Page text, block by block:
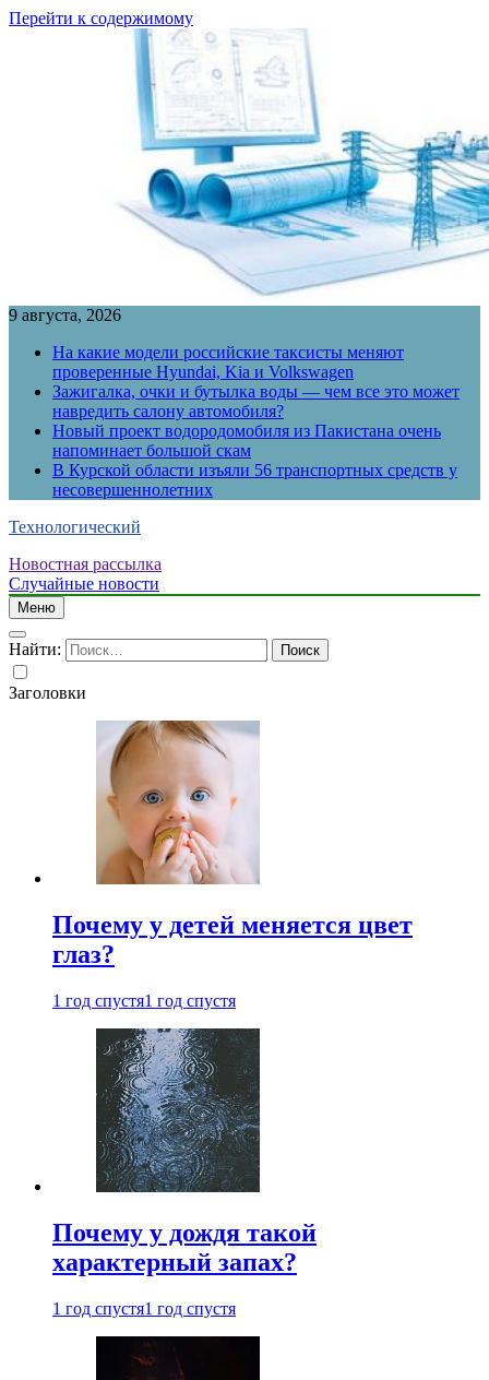
Перейти к содержимому
9 августа, 2026
На какие модели российские таксисты меняют
проверенные Hyundai, Kia и Volkswagen
Зажигалка, очки и бутылка воды — чем все это может
навредить салону автомобиля?
Новый проект водородомобиля из Пакистана очень
напоминает большой скам
В Курской области изъяли 56 транспортных средств у
несовершеннолетних
Технологический
Новостная рассылка
Случайные новости
Меню
Найти:
Заголовки
Почему у детей меняется цвет
глаз?
1 год спустя1 год спустя
Почему у дождя такой
характерный запах?
1 год спустя1 год спустя